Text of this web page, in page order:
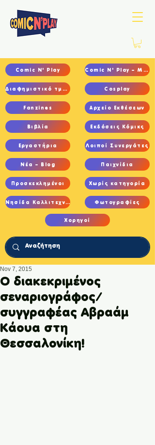
Comic N' Play
Διαφημιστικό τμήμα
Fanzines
Βιβλία
Εργαστήρια
Νέα – Blog
Προσκεκλημένοι
Νησίδα Καλλιτεχνών
Comic N' Play – Main
Cosplay
Αρχείο Εκθέσεων
Εκδόσεις Κόμικς
Λοιποί Συνεργάτες
Παιχνίδια
Χωρίς κατηγορία
Φωτογραφίες
Χορηγοί
O διακεκριμένος
σεναριογράφος/
συγγραφέας Aβραάμ
Κάουα στη
Θεσσαλονίκη!
Nov 7, 2015